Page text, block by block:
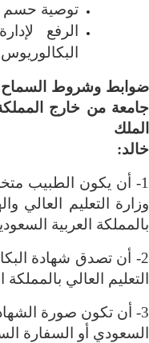
توصية حسم
الرفع
البكالوريوس
ضوابط وشروط السماح
جامعة من خارج
الملك
خالد:
1- أن يكون الطبيب
وزارة التعليم العالي
بالمملكة العربية
2- أن تصدق شهادة
التعليم العالي بالمملكة
3- أن تكون صورة
السعودي أو السفارة